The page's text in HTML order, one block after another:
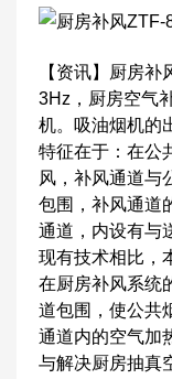
【资讯】厨房
3Hz，厨房空气
机。吸油烟机的
特征在于：在公
风，补风通道与
包围，补风通道
通道，内设有与
现有技术相比，
在厨房补风系统
道包围，使公共
通道内的空气加
与解决厨房抽真